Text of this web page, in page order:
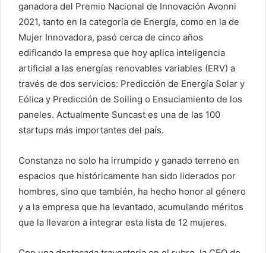
ganadora del Premio Nacional de Innovación Avonni
2021, tanto en la categoría de Energía, como en la de
Mujer Innovadora, pasó cerca de cinco años
edificando la empresa que hoy aplica inteligencia
artificial a las energías renovables variables (ERV) a
través de dos servicios: Predicción de Energía Solar y
Eólica y Predicción de Soiling o Ensuciamiento de los
paneles. Actualmente Suncast es una de las 100
startups más importantes del país.
Constanza no solo ha irrumpido y ganado terreno en
espacios que históricamente han sido liderados por
hombres, sino que también, ha hecho honor al género
y a la empresa que ha levantado, acumulando méritos
que la llevaron a integrar esta lista de 12 mujeres.